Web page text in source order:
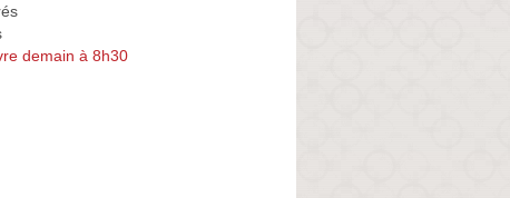
demain à 8h30